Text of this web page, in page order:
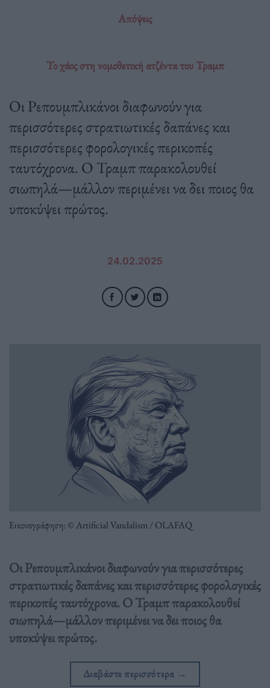
Απόψεις
Το χάος στη νομοθετική ατζέντα του Τραμπ
Οι Ρεπουμπλικάνοι διαφωνούν για
περισσότερες στρατιωτικές δαπάνες και
περισσότερες φορολογικές περικοπές
ταυτόχρονα. Ο Τραμπ παρακολουθεί
σιωπηλά—μάλλον περιμένει να δει ποιος θα
υποκύψει πρώτος.
24.02.2025
Εικονογράφηση: © Artificial Vandalism / OLAFAQ
Οι Ρεπουμπλικάνοι διαφωνούν για περισσότερες
στρατιωτικές δαπάνες και περισσότερες φορολογικές
περικοπές ταυτόχρονα. Ο Τραμπ παρακολουθεί
σιωπηλά—μάλλον περιμένει να δει ποιος θα
υποκύψει πρώτος.
Διαβάστε περισσότερα →